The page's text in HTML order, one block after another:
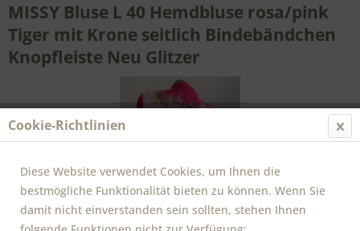
MISSY Bluse L 40 Hemdbluse rosa/pink
Tiger mit Krone seitlich Bindebändchen
Knopfleiste Neu Glitzer
Cookie-Richtlinien
Diese Website verwendet Cookies, um Ihnen die
bestmögliche Funktionalität bieten zu können. Wenn Sie
damit nicht einverstanden sein sollten, stehen Ihnen